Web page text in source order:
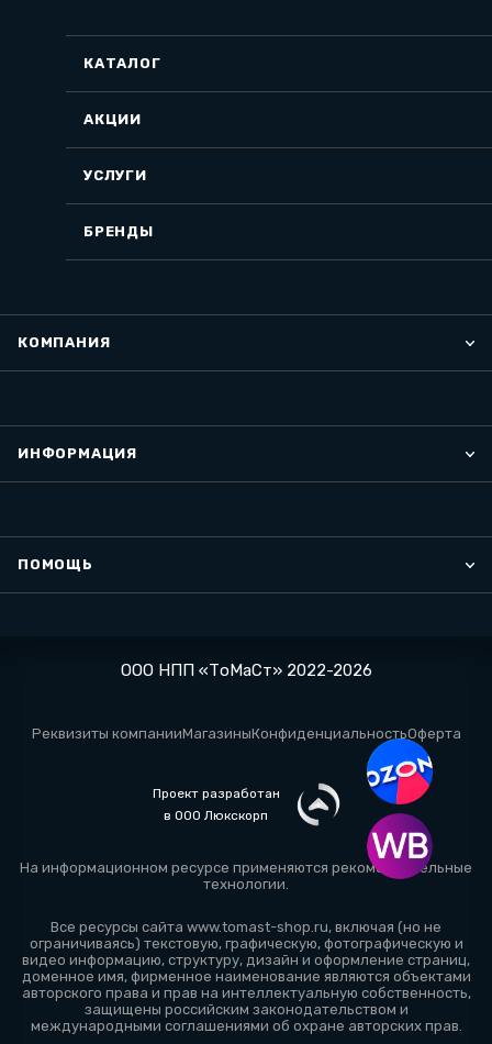
КАТАЛОГ
АКЦИИ
УСЛУГИ
БРЕНДЫ
КОМПАНИЯ
ИНФОРМАЦИЯ
ПОМОЩЬ
ООО НПП «ТоМаСт» 2022-2026
Реквизиты компанииМагазиныКонфиденциальностьОферта
Проект разработан
в ООО Люкскорп
На информационном ресурсе применяются рекомендательные
технологии
Все ресурсы сайта www.tomast-shop.ru, включая (но не
ограничиваясь) текстовую, графическую, фотографическую и
видео информацию, структуру, дизайн и оформление страниц,
доменное имя, фирменное наименование являются объектами
авторского права и прав на интеллектуальную собственность,
защищены российским законодательством и
международными соглашениями об охране авторских прав.